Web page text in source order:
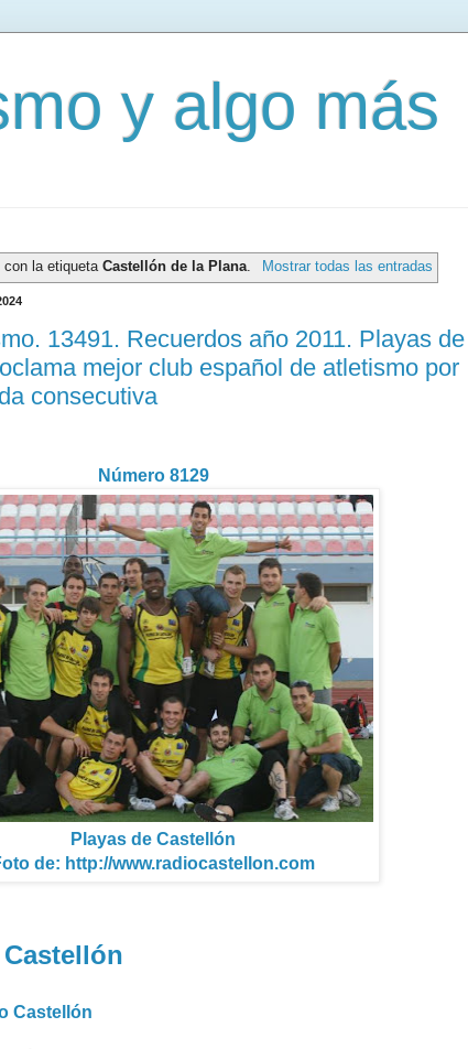
y algo más
con la etiquetaCastellón de la Plana Mostrar todas las entradas
13491. Recuerdos año 2011. Playas de
mejor club español de atletismo por
consecutiva
Número 8129
Playas de Castellón
de: http://www.radiocastellon.com
Castellón